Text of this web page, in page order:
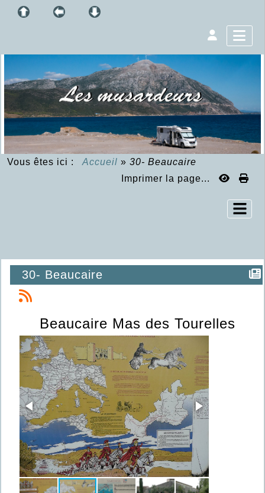
Vous êtes ici : Accueil » 30- Beaucaire
Imprimer la page...
30- Beaucaire
Beaucaire Mas des Tourelles